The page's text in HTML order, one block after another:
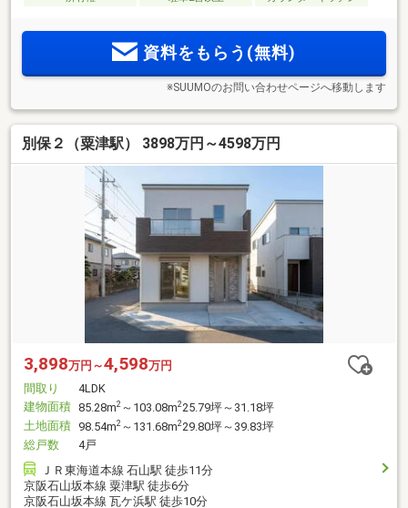
資料をもらう(無料)
※SUUMOのお問い合わせページへ移動します
別保２（粟津駅） 3898万円～4598万円
3,898万円～4,598万円
間取り
4LDK
建物面積 85.28m2 ～103.08m225.79坪～31.18坪
土地面積 98.54m2 ～131.68m229.80坪～39.83坪
総戸数
4戸
ＪＲ東海道本線 石山駅 徒歩11分
京阪石山坂本線 粟津駅 徒歩6分
京阪石山坂本線 瓦ケ浜駅 徒歩10分